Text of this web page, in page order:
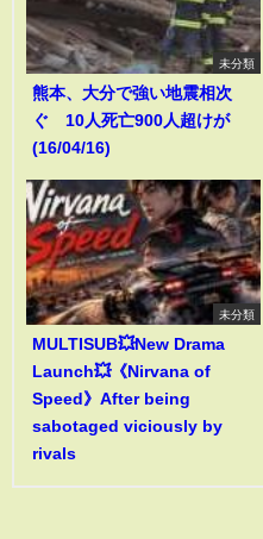
未分類
熊本、大分で強い地震相次
ぐ 10人死亡900人超けが
(16/04/16)
未分類
MULTISUB💥New Drama
Launch💥《Nirvana of
Speed》After being
sabotaged viciously by
rivals